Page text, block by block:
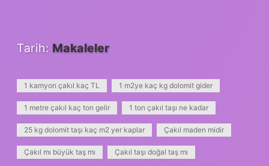
Tarih: Makaleler
1 kamyon çakıl kaç TL 1 m2ye kaç kg dolomit gider
1 metre çakıl kaç ton gelir 1 ton çakıl taşı ne kadar
25 kg dolomit taşı kaç m2 yer kaplar Çakıl maden midir
Çakıl mı büyük taş mı Çakıl taşı doğal taş mı